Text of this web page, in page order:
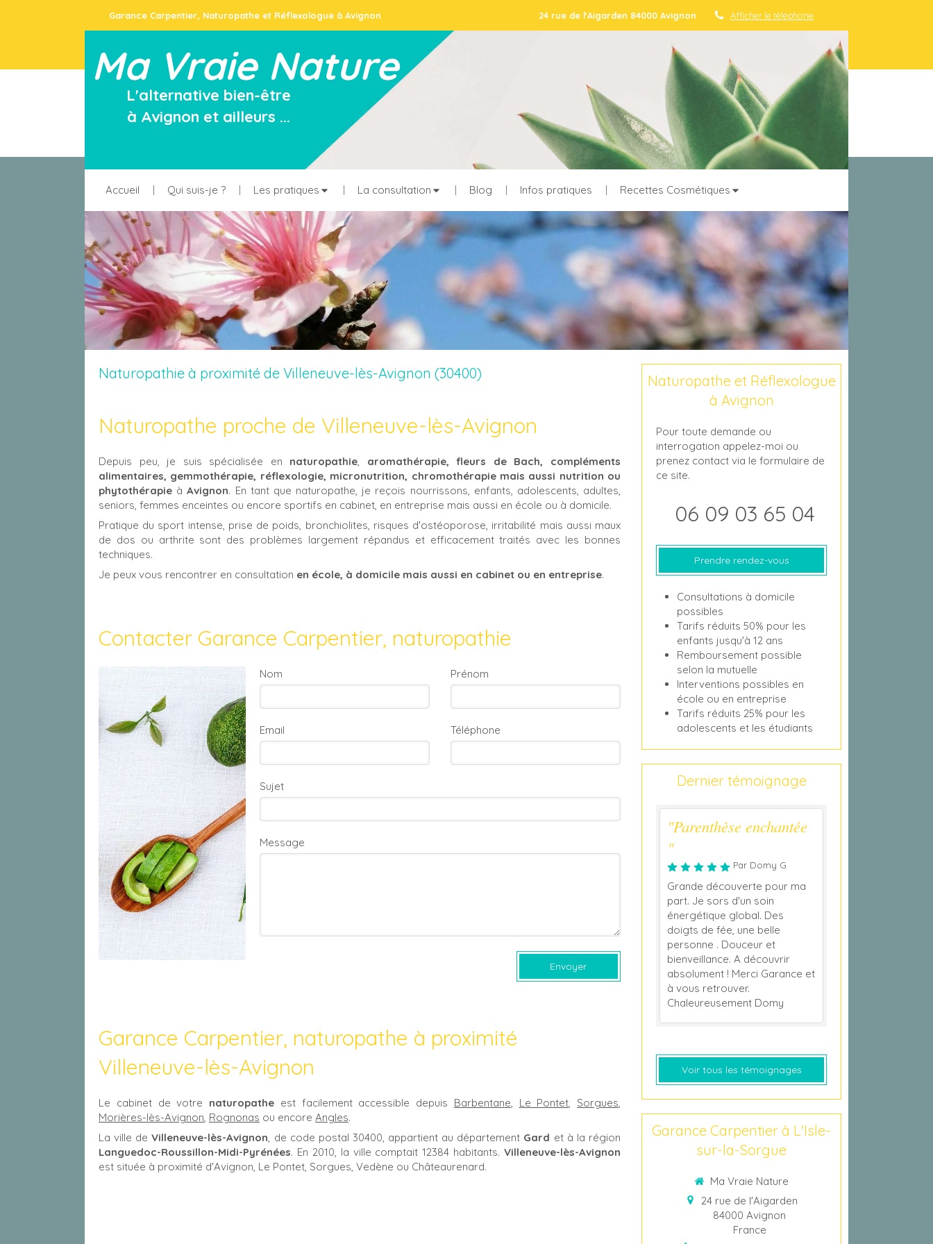
Garance Carpentier, Naturopathe et Réflexologue à Avignon Afficher le téléphone
24 rue de l'Aigarden 84000 Avignon
Ma Vraie Nature
L'alternative bien-être
à Avignon et ailleurs ...
Accueil Qui suis-je ? Les pratiques La consultation Blog Infos pratiques Recettes Cosmétiques
Naturopathie à proximité de Villeneuve-lès-Avignon (30400)
Naturopathe proche de Villeneuve-lès-Avignon
Depuis peu, je suis spécialisée en naturopathie, aromathérapie, fleurs de Bach, compléments
alimentaires, gemmothérapie, réflexologie, micronutrition, chromothérapie mais aussi nutrition ou
phytothérapie àAvignon. En tant que naturopathe, je reçois nourrissons, enfants, adolescents, adultes,
seniors, femmes enceintes ou encore sportifs en cabinet, en entreprise mais aussi en école ou à domicile.
Pratique du sport intense, prise de poids, bronchiolites, risques d'ostéoporose, irritabilité mais aussi maux
de dos ou arthrite sont des problèmes largement répandus et efficacement traités avec les bonnes
techniques.
Je peux vous rencontrer en consultation en école, à domicile mais aussi en cabinet ou en entreprise.
Contacter Garance Carpentier, naturopathie
Nom Prénom
Email Téléphone
Sujet
Message
Envoyer
Garance Carpentier, naturopathe à proximité
Villeneuve-lès-Avignon
Le cabinet de votre naturopathe est facilement accessible depuis Barbentane, Le Pontet, Sorgues,
Morières-lès-Avignon, Rognonas ou encore Angles.
La ville deVilleneuve-lès-Avignon, de code postal 30400, appartient au département Gard et à la région
Languedoc-Roussillon-Midi-Pyrénées. En 2010, la ville comptait 12384 habitants. Villeneuve-lès-Avignon
est située à proximité d'Avignon, Le Pontet, Sorgues, Vedène ou Châteaurenard.
Naturopathe et Réflexologue
à Avignon
Pour toute demande ou
interrogation appelez-moi ou
prenez contact via le formulaire de
ce site.
06 09 03 65 04
Prendre rendez-vous
Consultations à domicile
possibles
Tarifs réduits 50% pour les
enfants jusqu'à 12 ans
Remboursement possible
selon la mutuelle
Interventions possibles en
école ou en entreprise
Tarifs réduits 25% pour les
adolescents et les étudiants
Dernier témoignage
"Parenthèse enchantée
"
Par Domy G
Grande découverte pour ma
part. Je sors d'un soin
énergétique global. Des
doigts de fée, une belle
personne . Douceur et
bienveillance. A découvrir
absolument ! Merci Garance et
à vous retrouver.
Chaleureusement Domy
Voir tous les témoignages
Garance Carpentier à L'Isle-
sur-la-Sorgue
Ma Vraie Nature
24 rue de l'Aigarden
84000 Avignon
France